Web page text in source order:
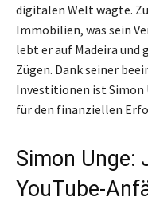
digitalen Welt wagte.
Immobilien, was sein
lebt er auf Madeira
Zügen. Dank seiner
Investitionen ist Simon
für den finanziellen
Simon Unge:
YouTube-